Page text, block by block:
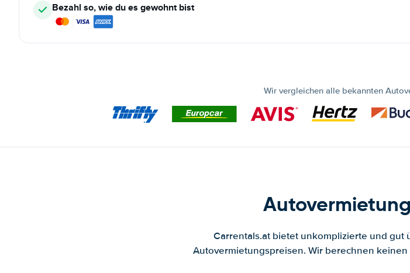
Bezahl so, wie du es gewohnt bist
Wir vergleichen alle bekannten
Carrentals.at bietet unkomplizierte und gut
Autovermietungspreisen. Wir berechnen